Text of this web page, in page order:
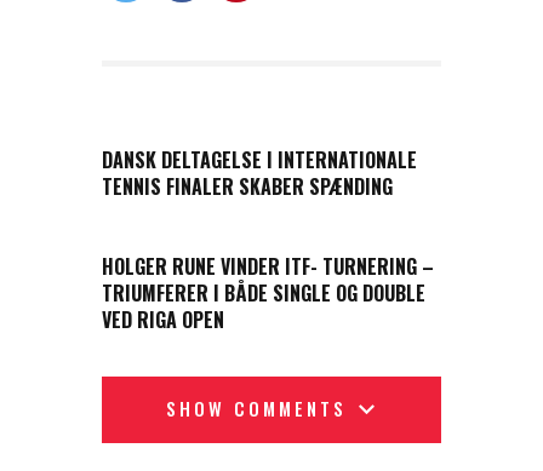
DANSK DELTAGELSE I INTERNATIONALE
TENNIS FINALER SKABER SPÆNDING
HOLGER RUNE VINDER ITF- TURNERING –
TRIUMFERER I BÅDE SINGLE OG DOUBLE
VED RIGA OPEN
SHOW COMMENTS